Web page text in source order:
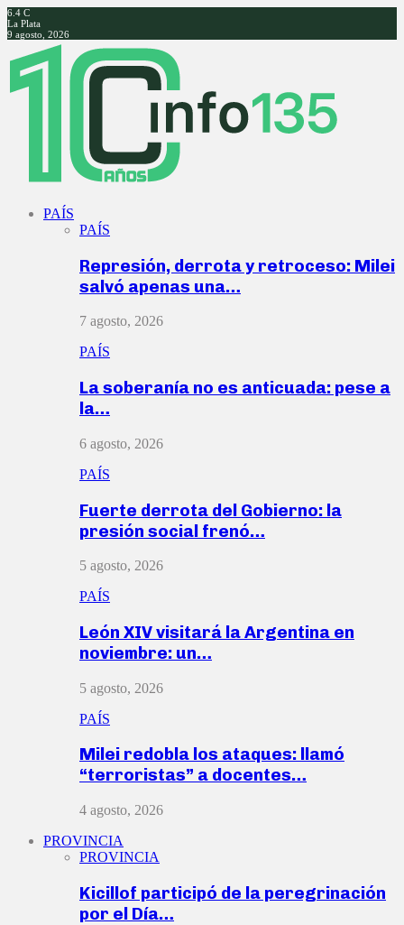
6.4 C
La Plata
9 agosto, 2026
Facebook
Twitter
Instagram
Youtube
PAÍS
PAÍS
Represión, derrota y retroceso: Milei
salvó apenas una…
7 agosto, 2026
PAÍS
La soberanía no es anticuada: pese a
la…
6 agosto, 2026
PAÍS
Fuerte derrota del Gobierno: la
presión social frenó…
5 agosto, 2026
PAÍS
León XIV visitará la Argentina en
noviembre: un…
5 agosto, 2026
PAÍS
Milei redobla los ataques: llamó
“terroristas” a docentes…
4 agosto, 2026
PROVINCIA
PROVINCIA
Kicillof participó de la peregrinación
por el Día…